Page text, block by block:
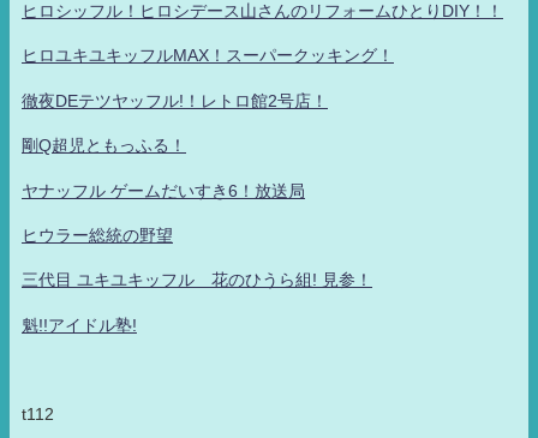
ヒロシッフル！ヒロシデース山さんのリフォームひとりDIY！！
ヒロユキユキッフルMAX！スーパークッキング！
徹夜DEテツヤッフル!！レトロ館2号店！
剛Q超児ともっふる！
ヤナッフル ゲームだいすき6！放送局
ヒウラー総統の野望
三代目 ユキユキッフル 花のひうら組! 見参！
魁!!アイドル塾!
t112